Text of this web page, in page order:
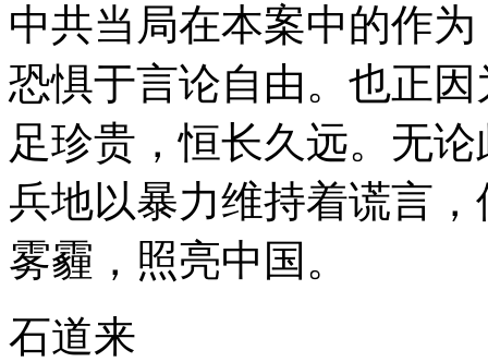
中共当局在本案中的作
恐惧于言论自由。也正
足珍贵，恒长久远。无
兵地以暴力维持着谎言
雾霾，照亮中国。
石道来